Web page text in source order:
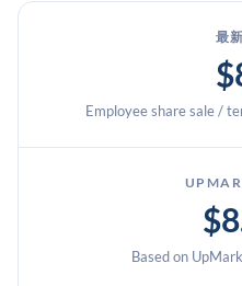
最
Employee share sale /
Based on